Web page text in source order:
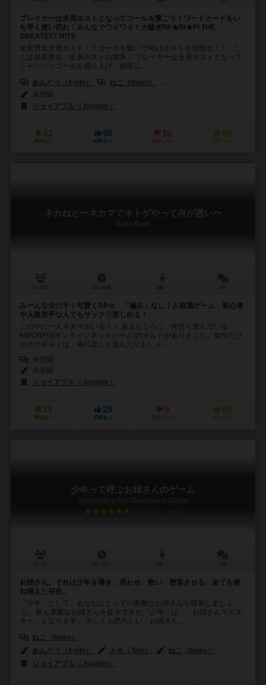
プレイヤーは全員ホストとなってコールを繋ごう！ワードカードをい
ち早く使い切れ！みんなでワイワイ！大騒ぎPA★RI★PI THE
GREATEST HITS
老若男女全員ホスト！？コールを繋いでNo.1ホストを目指せ！！ こ
こは老若男女、全員ホストの世界。 プレイヤーは全員ホストとなって
シャンパンコールを盛り上げ、姫様に...
あんどう（Ando）
ねこ（Neko）
ジョイアブル（Joyable）
43
興味あり
98
経験あり
10
お気に入り
69
持ってる
ネカねと〜ネカマでネトゲやって何が悪い〜
Neka Neto
みーんな女の子！可愛くRP☆ 「噛み」なし！人狼風ゲーム 初心者
や人狼苦手な人でもサックリ楽しめる！
この中に一人ネカマがいる？！ あるところに、仲良く遊んでいる
MMORPG(オンラインネットゲーム)のギルドがありました。女性だけ
のそのギルドは、毎日楽しく遊んだりおしゃ...
ジョイアブル（Joyable）
11
興味あり
29
経験あり
5
お気に入り
65
持ってる
少年って呼ぶお姉さんのゲーム
Shonentteyobu Oneesanno Game
6.1
お姉さん。それは少年を導き、惑わせ、救い、堕落させる、全てを兼
ね備えた存在。
「少年」として、あなたにとっての素敵なお姉さんを模索しましょ
う。 最も素敵なお姉さんを提示できた「少年」は、「お姉さんマイス
ター」となります。 美しくも恐ろしい、お姉さん...
ねこ（Neko）
あんどう（Ando）
トキ（Toki）
ねこ（Neko）
ジョイアブル（Joyable）